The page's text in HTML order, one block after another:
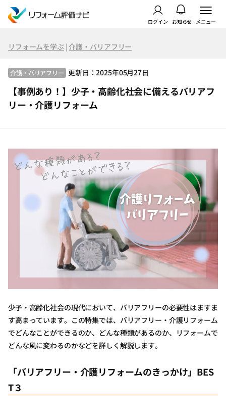
ログイン お知らせ メニュー
リフォームを学ぶ|介護・バリアフリー
介護・バリアフリー 更新日：2025年05月27日
【事例あり！】少子・高齢化社会に備えるバリアフ
リー・介護リフォーム
少子・高齢化社会の現代において、バリアフリーの必要性はますま
す高まっています。この特集では、バリアフリー・介護リフォーム
でどんなことができるのか、どんな種類があるのか、リフォームで
どんな風に変わるのかなどを詳しく解説します。
「バリアフリー・介護リフォームのきっかけ」BES
T３